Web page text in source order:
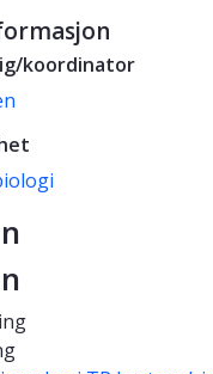
koordinator